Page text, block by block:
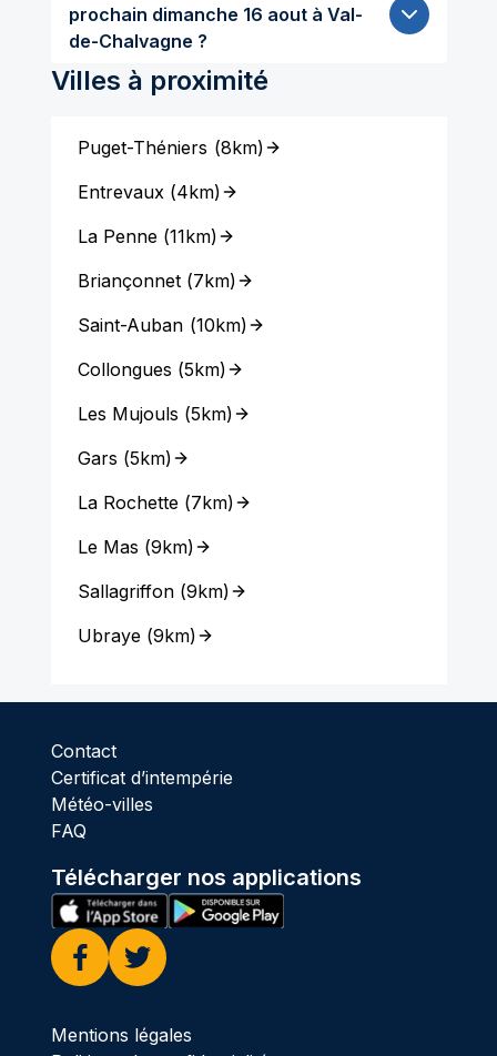
prochain dimanche 16 aout à Val-
de-Chalvagne ?
Villes à proximité
Puget-Théniers (8km)
Entrevaux(4km)
La Penne(11km)
Briançonnet(7km)
Saint-Auban (10km)
Collongues (5km)
Les Mujouls (5km)
Gars (5km)
La Rochette(7km)
Le Mas (9km)
Sallagriffon(9km)
Ubraye(9km)
Contact
Certificat d’intempérie
Météo-villes
FAQ
Télécharger nos applications
Facebook
Twitter
Mentions légales